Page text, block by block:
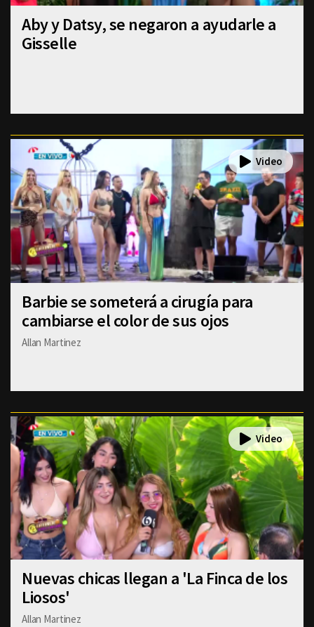
Aby y Datsy, se negaron a ayudarle a
Gisselle
Barbie se someterá a cirugía para
cambiarse el color de sus ojos
Allan Martinez
Nuevas chicas llegan a 'La Finca de los
Liosos'
Allan Martinez